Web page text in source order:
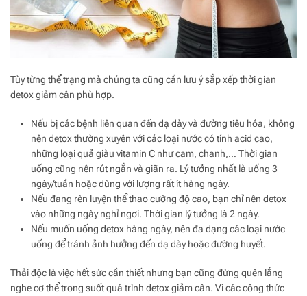
Tùy từng thể trạng mà chúng ta cũng cần lưu ý sắp xếp thời gian
detox giảm cân phù hợp.
Nếu bị các bệnh liên quan đến dạ dày và đường tiêu hóa, không
nên detox thường xuyên với các loại nước có tính acid cao,
những loại quả giàu vitamin C như cam, chanh,… Thời gian
uống cũng nên rút ngắn và giãn ra. Lý tưởng nhất là uống 3
ngày/tuần hoặc dùng với lượng rất ít hàng ngày.
Nếu đang rèn luyện thể thao cường độ cao, bạn chỉ nên detox
vào những ngày nghỉ ngơi. Thời gian lý tưởng là 2 ngày.
Nếu muốn uống detox hàng ngày, nên đa dạng các loại nước
uống để tránh ảnh hưởng đến dạ dày hoặc đường huyết.
Thải độc là việc hết sức cần thiết nhưng bạn cũng đừng quên lắng
nghe cơ thể trong suốt quá trình detox giảm cân. Vì các công thức